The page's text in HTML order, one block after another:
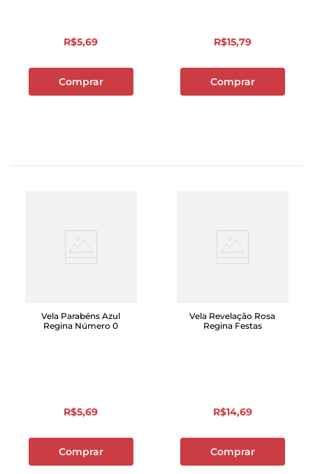
R$5,69
Comprar
R$15,79
Comprar
Vela Parabéns Azul
Regina Número 0
R$5,69
Comprar
Vela Revelação Rosa
Regina Festas
R$14,69
Comprar